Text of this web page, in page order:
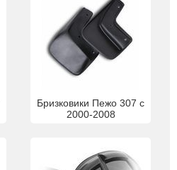
Бризковики Пежо 307 с
2000-2008